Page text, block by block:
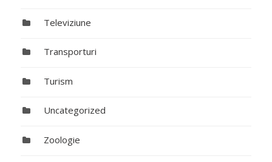
Televiziune
Transporturi
Turism
Uncategorized
Zoologie